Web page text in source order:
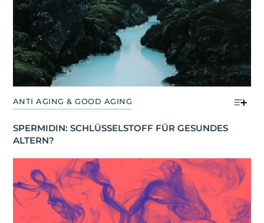
ANTI AGING & GOOD AGING
SPERMIDIN: SCHLÜSSELSTOFF FÜR GESUNDES
ALTERN?